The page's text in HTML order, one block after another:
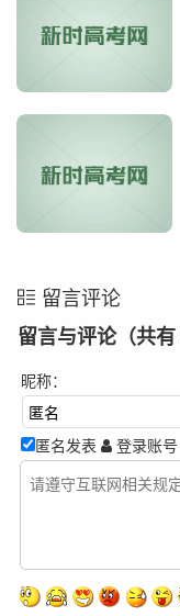
留言评论
留言与评论（共有
昵称：
匿名发表 登录账号